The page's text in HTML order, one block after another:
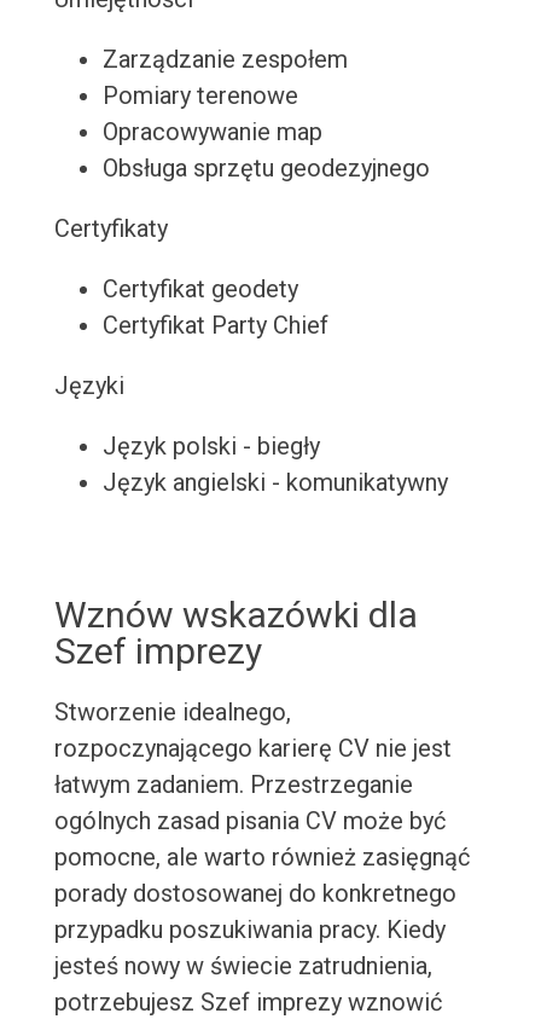
Zarządzanie zespołem
Pomiary terenowe
Opracowywanie map
Obsługa sprzętu geodezyjnego
Certyfikaty
Certyfikat geodety
Certyfikat Party Chief
Języki
Język polski - biegły
Język angielski - komunikatywny
Wznów wskazówki dla
Szef imprezy
Stworzenie idealnego,
rozpoczynającego karierę CV nie jest
łatwym zadaniem. Przestrzeganie
ogólnych zasad pisania CV może być
pomocne, ale warto również zasięgnąć
porady dostosowanej do konkretnego
przypadku poszukiwania pracy. Kiedy
jesteś nowy w świecie zatrudnienia,
potrzebujesz Szef imprezy wznowić